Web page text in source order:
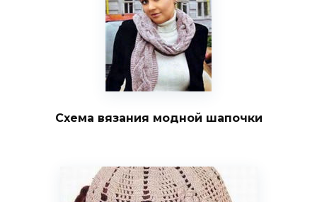
Схема вязания модной шапочки